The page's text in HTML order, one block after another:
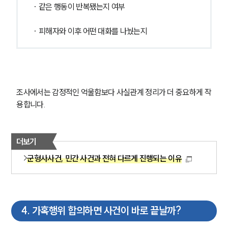
· 같은 행동이 반복됐는지 여부
· 피해자와 이후 어떤 대화를 나눴는지
조사에서는 감정적인 억울함보다 사실관계 정리가 더 중요하게 작
용합니다.
더보기
군형사사건, 민간 사건과 전혀 다르게 진행되는 이유
4. 가혹행위 합의하면 사건이 바로 끝날까?